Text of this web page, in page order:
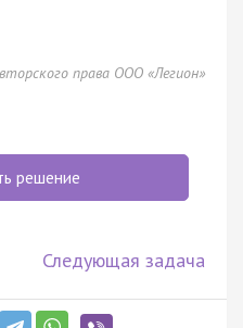
права ООО «Легион»
решение
Следующая задача